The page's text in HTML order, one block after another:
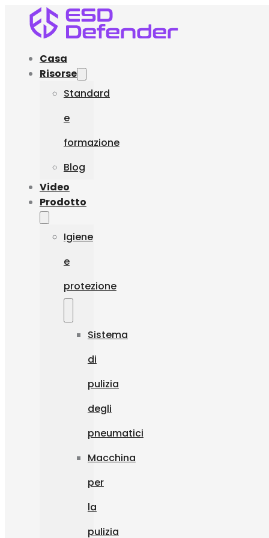
Casa
Risorse
Standard
e
formazione
Blog
Video
Prodotto
Igiene
e
protezione
Sistema
di
pulizia
degli
pneumatici
Macchina
per
la
pulizia